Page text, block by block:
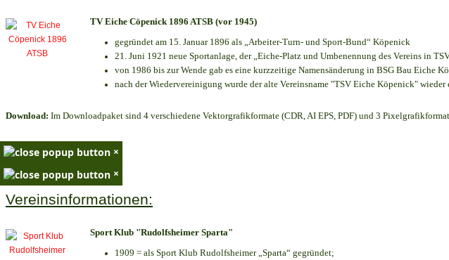
TV Eiche Cöpenick 1896 ATSB (vor 1945)
gegründet am 15. Januar 1896 als „Arbeiter-Turn- und Sport-Bund“ Köpenick
21. Juni 1921 neue Sportanlage, der „Eiche-Platz und Umbenennung des Vereins in
von 1986 bis zur Wende gab es eine kurzzeitige Namensänderung in BSG Bau Eiche
nach der Wiedervereinigung wurde der alte Vereinsname "TSV Eiche Köpenick" wieder
Download: Im Downloadpaket sind 4 verschiedene Vektorgrafikformate (CDR, AI EPS, PDF) und 3
×
×
Vereinsinformationen:
Sport Klub "Rudolfsheimer Sparta"
1909 = als Sport Klub Rudolfsheimer „Sparta“ gegründet;